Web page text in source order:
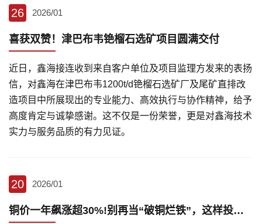
26 2026/01
喜获双赞！津巴布韦铯榴石选矿项目圆满交付
近日，鑫海接连收到来自客户单位及项目监理方发来的表扬
信，对鑫海在津巴布韦1200t/d铯榴石选矿厂及尾矿直排改
造项目中所展现出的专业能力、高效执行与协作精神，给予
高度肯定与诚挚感谢。这不仅是一份荣誉，更是对鑫海技术
实力与服务品质的有力见证。
20 2026/01
铜价一年飙涨超30%!别再当“破铜烂铁”，这样投资价值翻倍!